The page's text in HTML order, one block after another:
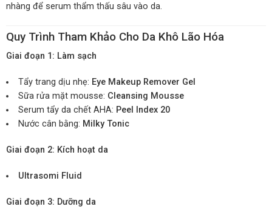
nhàng để serum thẩm thấu sâu vào da.
Quy Trình Tham Khảo Cho Da Khô Lão Hóa
Giai đoạn 1: Làm sạch
Tẩy trang dịu nhẹ: Eye Makeup Remover Gel
Sữa rửa mặt mousse: Cleansing Mousse
Serum tẩy da chết AHA: Peel Index 20
Nước cân bằng: Milky Tonic
Giai đoạn 2: Kích hoạt da
Ultrasomi Fluid
Giai đoạn 3: Dưỡng da